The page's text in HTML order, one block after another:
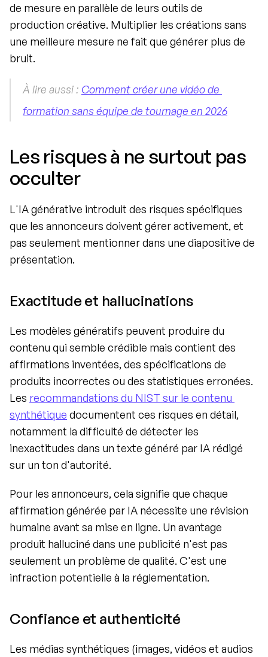
de mesure en parallèle de leurs outils de
production créative. Multiplier les créations sans
une meilleure mesure ne fait que générer plus de
bruit.
À lire aussi : Comment créer une vidéo de
formation sans équipe de tournage en 2026
Les risques à ne surtout pas
occulter
L'IA générative introduit des risques spécifiques
que les annonceurs doivent gérer activement, et
pas seulement mentionner dans une diapositive de
présentation.
Exactitude et hallucinations
Les modèles génératifs peuvent produire du
contenu qui semble crédible mais contient des
affirmations inventées, des spécifications de
produits incorrectes ou des statistiques erronées.
Les recommandations du NIST sur le contenu
synthétique documentent ces risques en détail,
notamment la difficulté de détecter les
inexactitudes dans un texte généré par IA rédigé
sur un ton d'autorité.
Pour les annonceurs, cela signifie que chaque
affirmation générée par IA nécessite une révision
humaine avant sa mise en ligne. Un avantage
produit halluciné dans une publicité n'est pas
seulement un problème de qualité. C'est une
infraction potentielle à la réglementation.
Confiance et authenticité
Les médias synthétiques (images, vidéos et audios